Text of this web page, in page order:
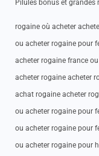
Pilules bonus et
rogaine où acheter
ou acheter rogaine pour
acheter rogaine france
acheter rogaine acheter
achat rogaine acheter
ou acheter rogaine pour
ou acheter rogaine pour
ou acheter rogaine pour